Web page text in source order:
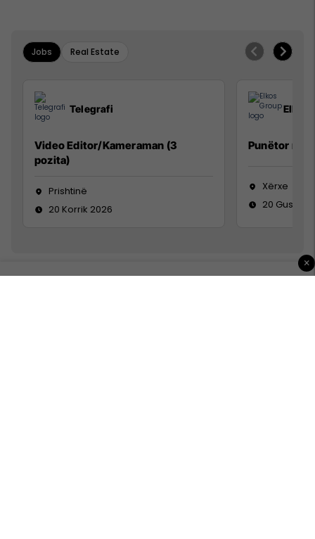
Jobs Real Estate
Telegrafi
Video Editor/Kameraman (3
pozita)
Prishtinë
20 Korrik 2026
Elkos
Punëtor në
Xërxe
20 Gusht
×